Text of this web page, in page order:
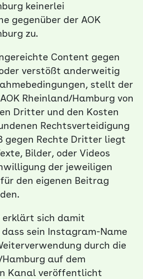
keinerlei
gegenüber der AOK
zu.
Content gegen
verstößt anderweitig
stellt der
Rheinland/Hamburg von
Dritter und den Kosten
Rechtsverteidigung
gegen Rechte Dritter liegt
Bilder, oder Videos
der jeweiligen
den eigenen Beitrag
erklärt sich damit
sein Instagram-Name
durch die
Hamburg auf dem
Kanal veröffentlicht